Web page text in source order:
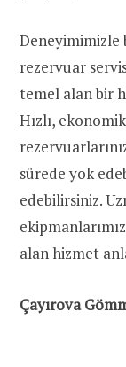
Deneyimimizle
rezervuar
temel alan bir
Hızlı,
sürede yok
edebilirsiniz.
alan hizmet
Çayırova